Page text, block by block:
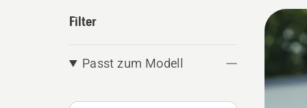
Filter
Passt zum Modell
Alle